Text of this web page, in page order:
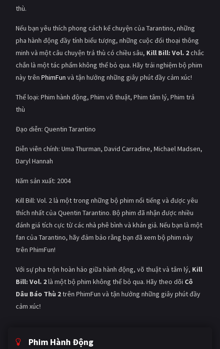
thù.
Nếu bạn yêu thích phong cách kể chuyện của Tarantino, những
pha hành động đầy tính biểu tượng, những cuộc đối thoại thông
minh và một câu chuyện trả thù có chiều sâu, Kill Bill: Vol. 2chắc
chắn là một tác phẩm không thể bỏ qua. Hãy trải nghiệm bộ phim
này trên PhimFun và tận hưởng những giây phút đầy cảm xúc!
Thể loại: Phim hành động, Phim võ thuật, Phim tâm lý, Phim trả
thù
Đạo diễn: Quentin Tarantino
Diễn viên chính: Uma Thurman, David Carradine, Michael Madsen,
Daryl Hannah
Năm sản xuất: 2004
Kill Bill: Vol. 2 là một trong những bộ phim nổi tiếng và được yêu
thích nhất của Quentin Tarantino. Bộ phim đã nhận được nhiều
đánh giá tích cực từ các nhà phê bình và khán giả. Nếu bạn là một
fan của Tarantino, hãy đảm bảo rằng bạn đã xem bộ phim này
trên PhimFun!
Với sự pha trộn hoàn hảo giữa hành động, võ thuật và tâm lý, Kill
Bill: Vol. 2là một bộ phim không thể bỏ qua. Hãy theo dõi Cô
Dâu Báo Thù 2trên PhimFun và tận hưởng những giây phút đầy
cảm xúc!
Phim Hành Động